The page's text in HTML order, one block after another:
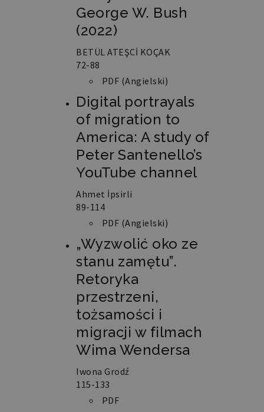
George W. Bush
(2022)
BETÜL ATEŞCİ KOÇAK
72-88
PDF (Angielski)
Digital portrayals
of migration to
America: A study of
Peter Santenello’s
YouTube channel
Ahmet İpsirli
89-114
PDF (Angielski)
„Wyzwolić oko ze
stanu zamętu”.
Retoryka
przestrzeni,
tożsamości i
migracji w filmach
Wima Wendersa
Iwona Grodź
115-133
PDF